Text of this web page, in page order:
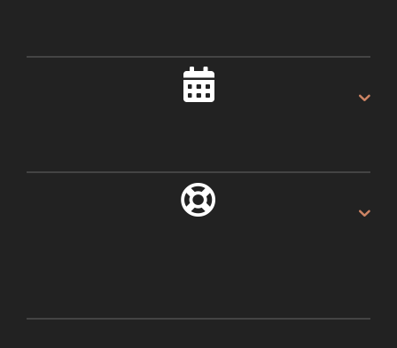
Als u voor 16:00u besteld.
Recht van retour.
En de beste service.